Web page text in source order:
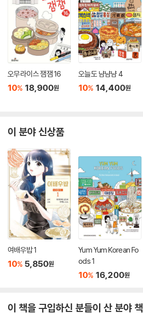
오무라이스 잼잼 16
10% 18,900원
오늘도 냠냠냠 4
10% 14,400원
이 분야 신상품
여배우밥 1
10% 5,850원
Yum Yum Korean Fo
ods 1
10% 16,200원
이 책을 구입하신 분들이 산 분야 책